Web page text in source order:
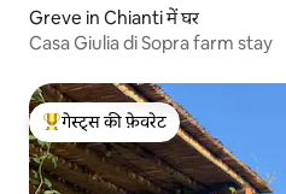
Greve in Chianti में घर
Casa Giulia di Sopra farm stay
गेस्ट्स का टॉप फ़ेवरेट
गेस्ट्स की फ़ेवरेट